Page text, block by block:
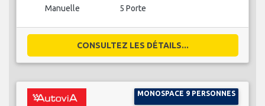
Manuelle 5 Porte
CONSULTEZ LES DÉTAILS...
MONOSPACE 9 PERSONNES